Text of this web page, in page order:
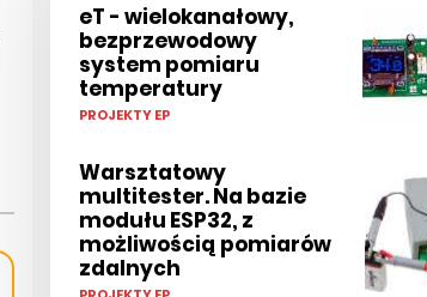
eT - wielokanałowy,
bezprzewodowy
system pomiaru
temperatury
PROJEKTY EP
Warsztatowy
multitester. Na bazie
modułu ESP32, z
możliwością pomiarów
zdalnych